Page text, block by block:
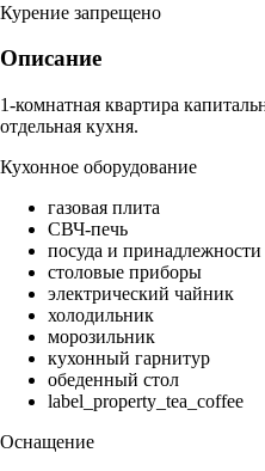
Курение запрещено
Описание
1-комнатная квартира
отдельная кухня.
Кухонное оборудование
газовая плита
СВЧ-печь
посуда и принадлежности
столовые приборы
электрический чайник
холодильник
морозильник
кухонный гарнитур
обеденный стол
label_property_tea_coffee
Оснащение